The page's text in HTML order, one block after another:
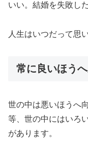
いい。結婚を失敗し
人生はいつだって思
常に良いほう
世の中は悪いほうへ
等、世の中にはいろ
があります。